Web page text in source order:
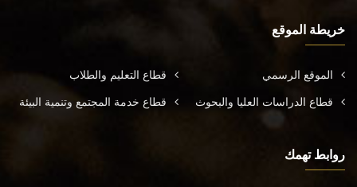
خريطة الموقع
الموقع الرسمي قطاع التعليم والطلاب
قطاع الدراسات العليا والبحوث قطاع خدمة المجتمع وتنمية البيئة
روابط تهمك